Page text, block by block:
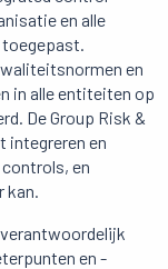
en alle
en
in alle entiteiten op
De Group Risk &
integreren en
en
verantwoordelijk
en -